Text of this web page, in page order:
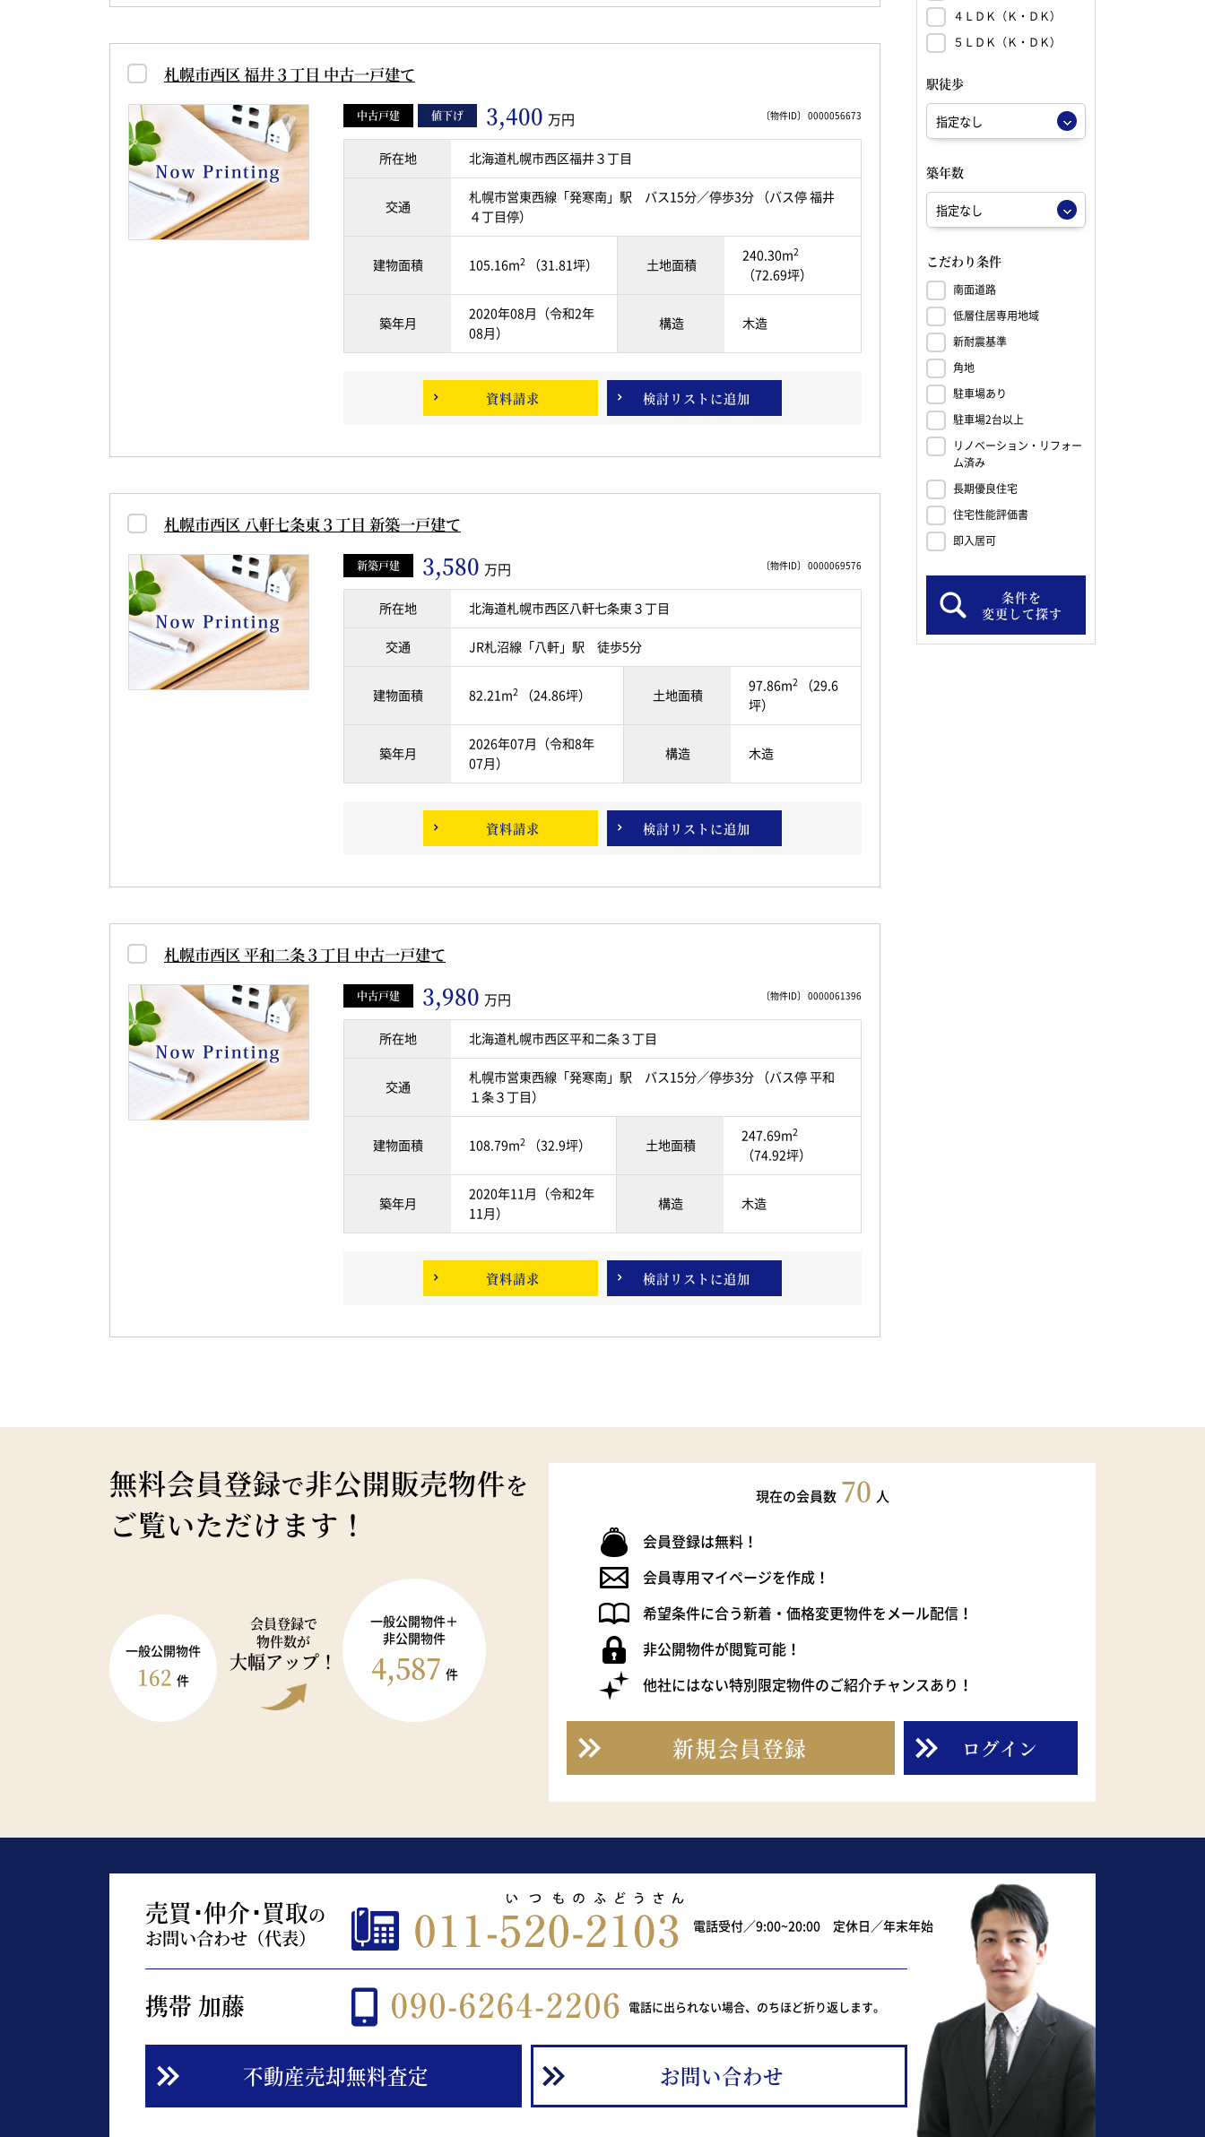
札幌市西区 福井３丁目 中古一戸建て
〔物件ID〕 0000056673
中古戸建 値下げ 3,400 万円
所在地 北海道札幌市西区福井３丁目
交通
札幌市営東西線「発寒南」駅 バス15分／停歩3分 （バス停 福井
４丁目停）
建物面積 105.16m2 （31.81坪） 土地面積
240.30m2
（72.69坪）
築年月
2020年08月（令和2年
08月）
構造 木造
資料請求 検討リスト に追加
札幌市西区 八軒七条東３丁目 新築一戸建て
〔物件ID〕 0000069576
新築戸建 3,580 万円
所在地 北海道札幌市西区八軒七条東３丁目
交通 JR札沼線「八軒」駅 徒歩5分
建物面積 82.21m2 （24.86坪） 土地面積
97.86m2
（29.6
坪）
築年月
2026年07月（令和8年
07月）
構造 木造
資料請求 検討リスト に追加
札幌市西区 平和二条３丁目 中古一戸建て
〔物件ID〕 0000061396
中古戸建 3,980 万円
所在地 北海道札幌市西区平和二条３丁目
交通
札幌市営東西線「発寒南」駅 バス15分／停歩3分 （バス停 平和
１条３丁目）
建物面積 108.79m2 （32.9坪） 土地面積
247.69m2
（74.92坪）
築年月
2020年11月（令和2年
11月）
構造 木造
資料請求 検討リスト に追加
４ＬＤＫ（Ｋ・ＤＫ）
５ＬＤＫ（Ｋ・ＤＫ）
駅徒歩
築年数
こだわり条件
南面道路
低層住居専用地域
新耐震基準
角地
駐車場あり
駐車場2台以上
リノベーション・リフォー
ム済み
長期優良住宅
住宅性能評価書
即入居可
条件を
変更して探す
無料会員登録で非公開販売物件を
ご覧いただけます！
会員登録で
物件数が
大幅アップ！
一般公開物件
162 件
一般公開物件＋
非公開物件
4,587 件
現在の会員数 70 人
会員登録は無料！
会員専用マイページを作成！
希望条件に合う新着・価格変更物件をメール配信！
非公開物件が閲覧可能！
他社にはない特別限定物件のご紹介チャンスあり！
新規会員登録 ログイン
売買･仲介･買取の
お問い合わせ（代表）
電話受付／9:00~20:00 定休日／年末年始
携帯 加藤 電話に出られない場合、のちほど折り返します。
不動産売却無料査定 お問い合わせ